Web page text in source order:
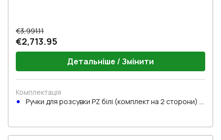
€3,991.11
€2,713.95
Детальніше / Змінити
Комплектація
Ручки для розсувки PZ білі (комплект на 2 сторони) з